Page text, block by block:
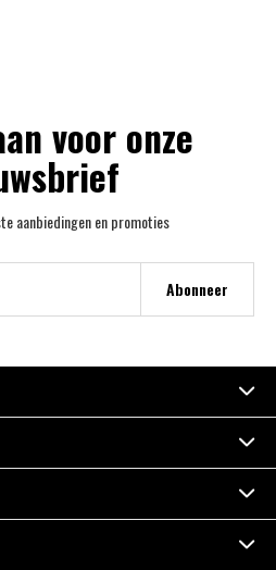
voor onze
aanbiedingen en promoties
Abonneer